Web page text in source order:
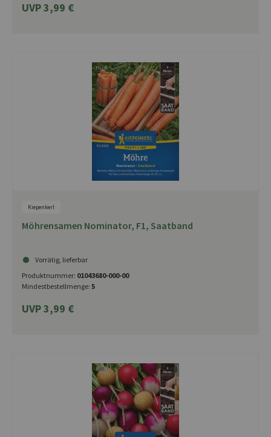
UVP 3,99 €
Kiepenkerl
Möhrensamen Nominator, F1, Saatband
Vorrätig, lieferbar
Produktnummer: 01043680-000-00
Mindestbestellmenge: 5
UVP 3,99 €